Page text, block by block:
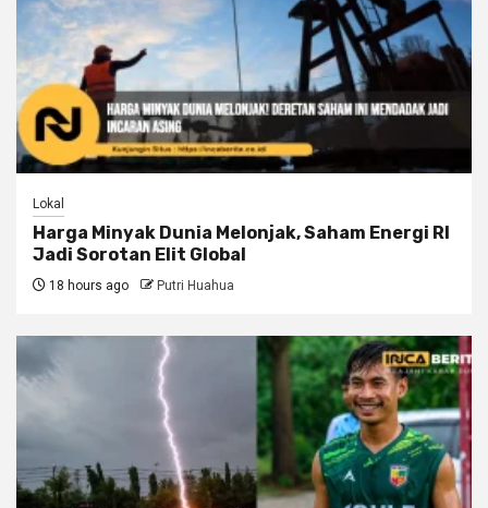
Lokal
Harga Minyak Dunia Melonjak, Saham Energi RI
Jadi Sorotan Elit Global
18 hours ago Putri Huahua